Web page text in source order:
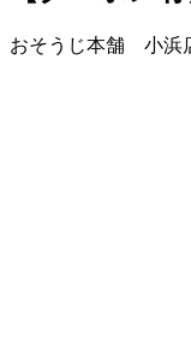
おそうじ本舗 小浜